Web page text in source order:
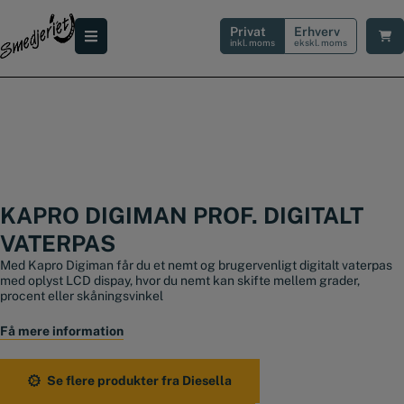
indholdet
Privat
inkl. moms
Erhverv
ekskl. moms
KAPRO DIGIMAN PROF. DIGITALT
VATERPAS
Med Kapro Digiman får du et nemt og brugervenligt digitalt vaterpas
med oplyst LCD dispay, hvor du nemt kan skifte mellem grader,
procent eller skåningsvinkel
Du kan lagre op til 9 målinger og vaterpasset har en funktion til buzz
ved 0° – 45° – 90°
Vaterpasset er UV resistent og har 2 stk. stødsikre akryllibeller og
stødabsorberende endeknapper.
Få mere information
Se flere produkter fra Diesella